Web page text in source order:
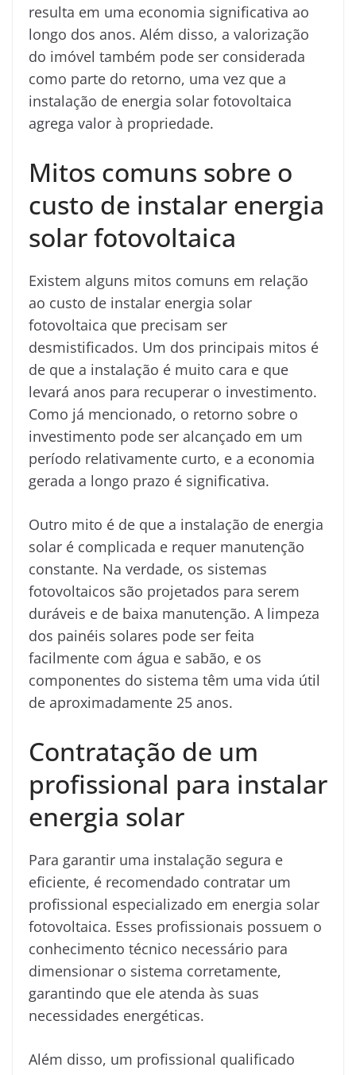
resulta em uma economia significativa ao
longo dos anos. Além disso, a valorização
do imóvel também pode ser considerada
como parte do retorno, uma vez que a
instalação de energia solar fotovoltaica
agrega valor à propriedade.
Mitos comuns sobre o
custo de instalar energia
solar fotovoltaica
Existem alguns mitos comuns em relação
ao custo de instalar energia solar
fotovoltaica que precisam ser
desmistificados. Um dos principais mitos é
de que a instalação é muito cara e que
levará anos para recuperar o investimento.
Como já mencionado, o retorno sobre o
investimento pode ser alcançado em um
período relativamente curto, e a economia
gerada a longo prazo é significativa.
Outro mito é de que a instalação de energia
solar é complicada e requer manutenção
constante. Na verdade, os sistemas
fotovoltaicos são projetados para serem
duráveis e de baixa manutenção. A limpeza
dos painéis solares pode ser feita
facilmente com água e sabão, e os
componentes do sistema têm uma vida útil
de aproximadamente 25 anos.
Contratação de um
profissional para instalar
energia solar
Para garantir uma instalação segura e
eficiente, é recomendado contratar um
profissional especializado em energia solar
fotovoltaica. Esses profissionais possuem o
conhecimento técnico necessário para
dimensionar o sistema corretamente,
garantindo que ele atenda às suas
necessidades energéticas.
Além disso, um profissional qualificado